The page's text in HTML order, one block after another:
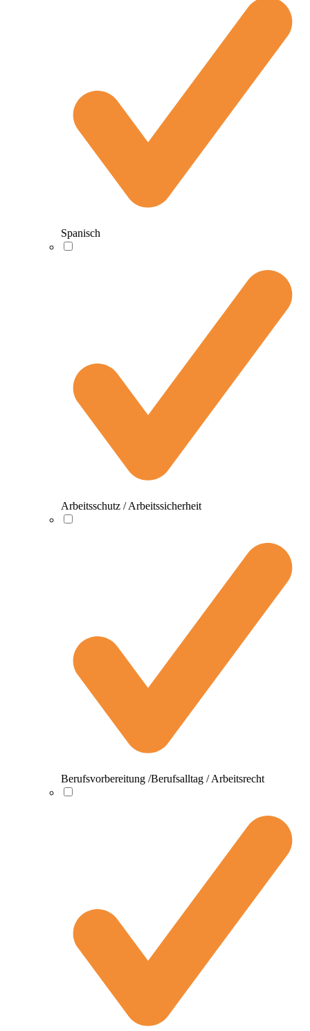
Spanisch
Arbeitsschutz / Arbeitssicherheit
Berufsvorbereitung /Berufsalltag / Arbeitsrecht